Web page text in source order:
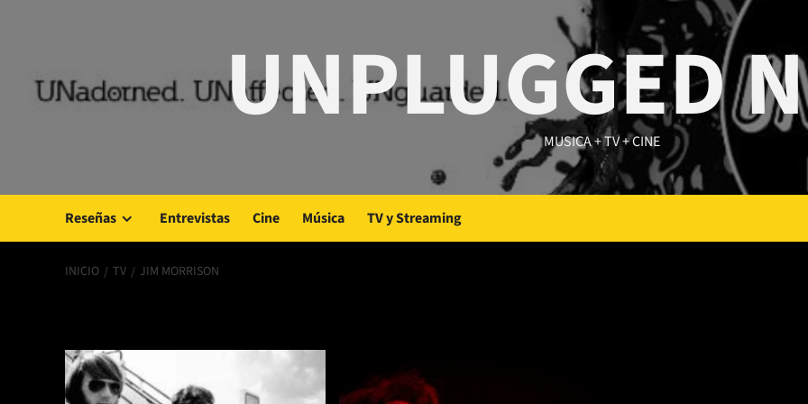
UNPLUGGED
MUSICA + TV + CINE
Reseñas Entrevistas Cine Música TV y Streaming
INICIO TV JIM MORRISON